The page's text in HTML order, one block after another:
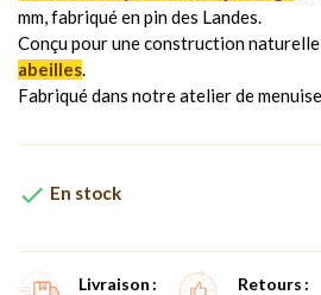
mm, fabriqué en pin des Landes.
Conçu pour une construction naturelle
abeilles.
Fabriqué dans notre atelier de
 En stock
Livraison Retours